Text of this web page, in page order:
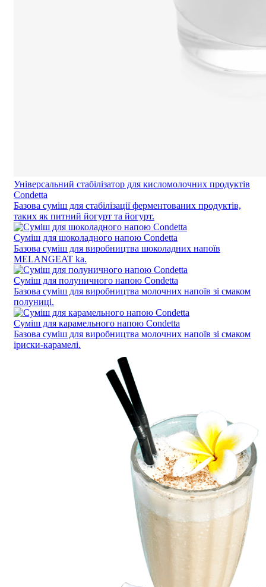
Універсальний стабілізатор для кисломолочних продуктів
Condetta
Базова суміш для стабілізації ферментованих продуктів,
таких як питний йогурт та йогурт.
Суміш для шоколадного напою Condetta
Базова суміш для виробництва шоколадних напоїв
MELANGEAT ka.
Суміш для полуничного напою Condetta
Базова суміш для виробництва молочних напоїв зі смаком
полуниці.
Суміш для карамельного напою Condetta
Базова суміш для виробництва молочних напоїв зі смаком
іриски-карамелі.